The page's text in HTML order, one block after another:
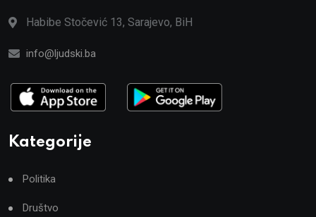
Habibe Stočević 13, Sarajevo, BiH
info@ljudski.ba
Kategorije
Politika
Društvo